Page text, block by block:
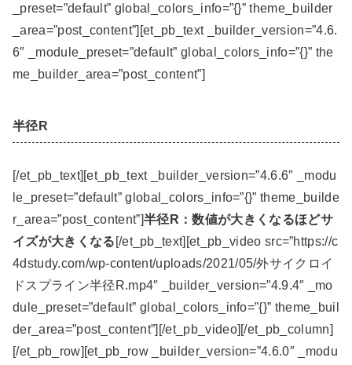
_preset=”default” global_colors_info=”{}” theme_builder
_area=”post_content”][et_pb_text _builder_version=”4.6.
6″ _module_preset=”default” global_colors_info=”{}” the
me_builder_area=”post_content”]
半径R
[/et_pb_text][et_pb_text _builder_version=”4.6.6″ _modu
le_preset=”default” global_colors_info=”{}” theme_builde
r_area=”post_content”]半径R：数値が大きくなるほどサ
イズが大きくなる [/et_pb_text][et_pb_video src=”https://c
4dstudy.com/wp-content/uploads/2021/05/外サイクロイ
ドスプライン半径R.mp4″ _builder_version=”4.9.4″ _mo
dule_preset=”default” global_colors_info=”{}” theme_buil
der_area=”post_content”][/et_pb_video][/et_pb_column]
[/et_pb_row][et_pb_row _builder_version=”4.6.0″ _modu